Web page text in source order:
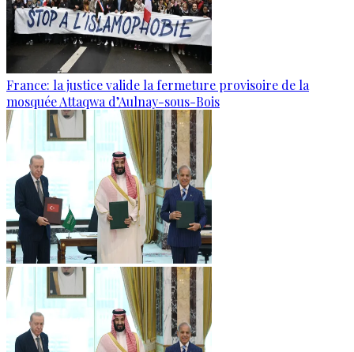
France: la justice valide la fermeture provisoire de la
mosquée Attaqwa d’Aulnay-sous-Bois